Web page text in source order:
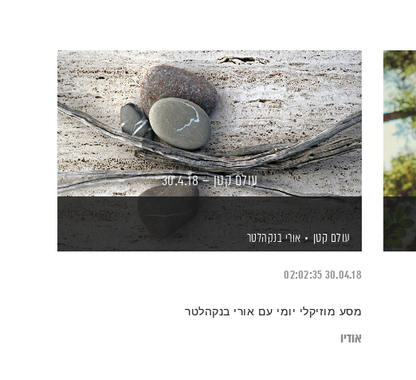
עולם קטן – 30.4.18
עולם קטן אורי בנקהלטר
30.04.18
02:02:35
מסע מוזיקלי יומי עם אורי בנקהלטר
אודיו